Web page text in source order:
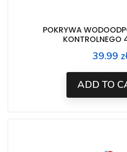
POKRYWA
KONTROLNEGO
Price
39.99
ADD TO